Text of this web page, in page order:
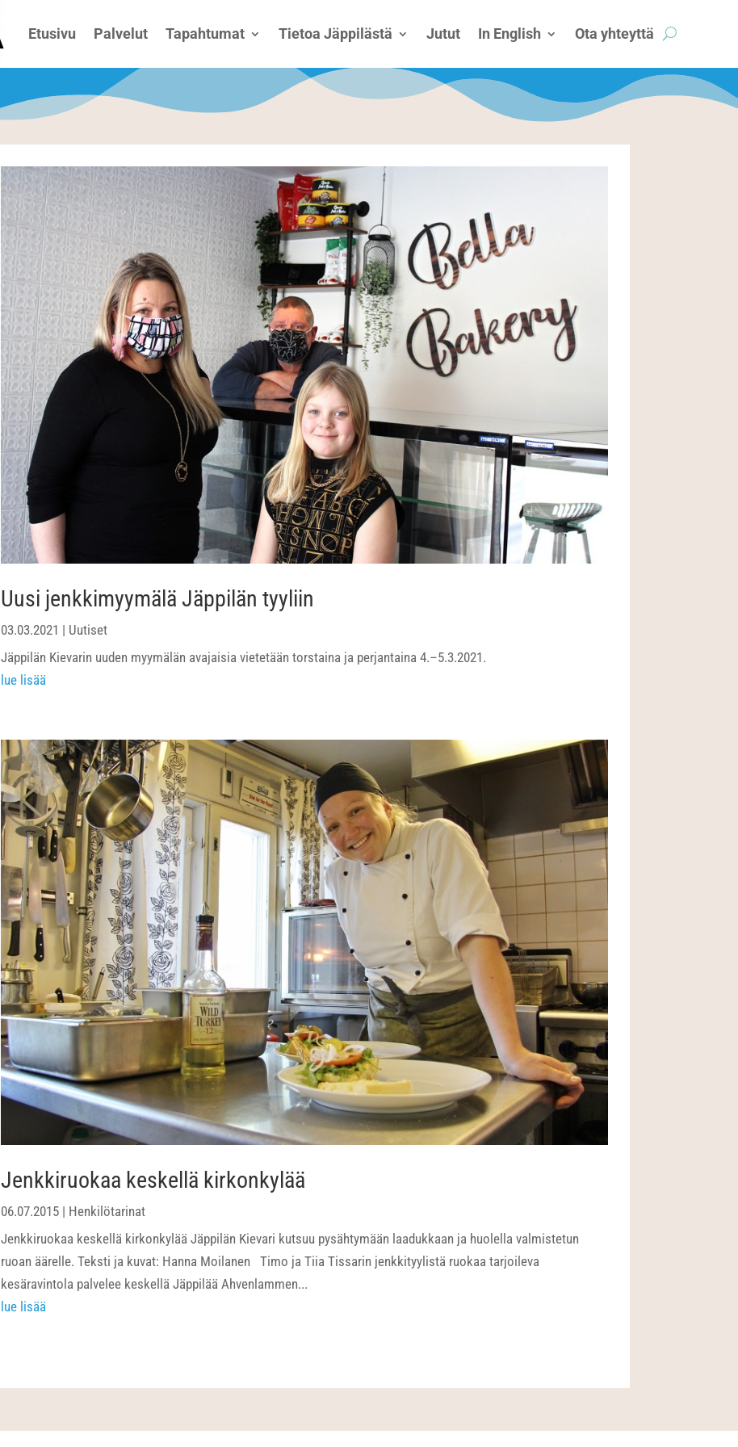
Etusivu Palvelut Tapahtumat Tietoa Jäppilästä Jutut In English Ota yhteyttä
Uusi jenkkimyymälä Jäppilän tyyliin
03.03.2021 | Uutiset
Jäppilän Kievarin uuden myymälän avajaisia vietetään torstaina ja perjantaina 4.–5.3.2021.
lue lisää
Jenkkiruokaa keskellä kirkonkylää
06.07.2015| Henkilötarinat
Jenkkiruokaa keskellä kirkonkylää Jäppilän Kievari kutsuu pysähtymään laadukkaan ja huolella valmistetun
ruoan äärelle. Teksti ja kuvat: Hanna Moilanen Timo ja Tiia Tissarin jenkkityylistä ruokaa tarjoileva
kesäravintola palvelee keskellä Jäppilää Ahvenlammen...
lue lisää